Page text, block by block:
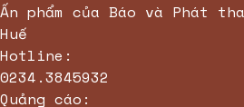
Ấn phẩm của Báo và Phát
Huế
Hotline:
0234.3845932
Quảng cáo: